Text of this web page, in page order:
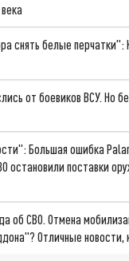
снять белые перчатки":
от боевиков ВСУ. Но
Большая ошибка
остановили поставки
об СВО. Отмена
Отличные